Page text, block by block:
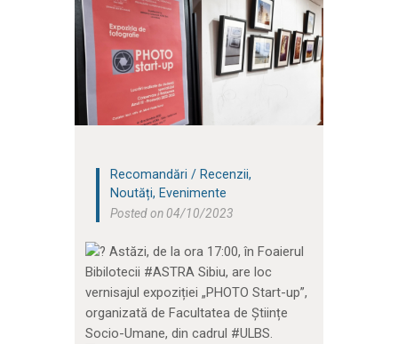
Recomandări / Recenzii,
Noutăți, Evenimente
Posted on 04/10/2023
Astăzi, de la ora 17:00, în Foaierul
Bibilotecii #ASTRA Sibiu, are loc
vernisajul expoziției „PHOTO Start-up”,
organizată de Facultatea de Științe
Socio-Umane, din cadrul #ULBS.